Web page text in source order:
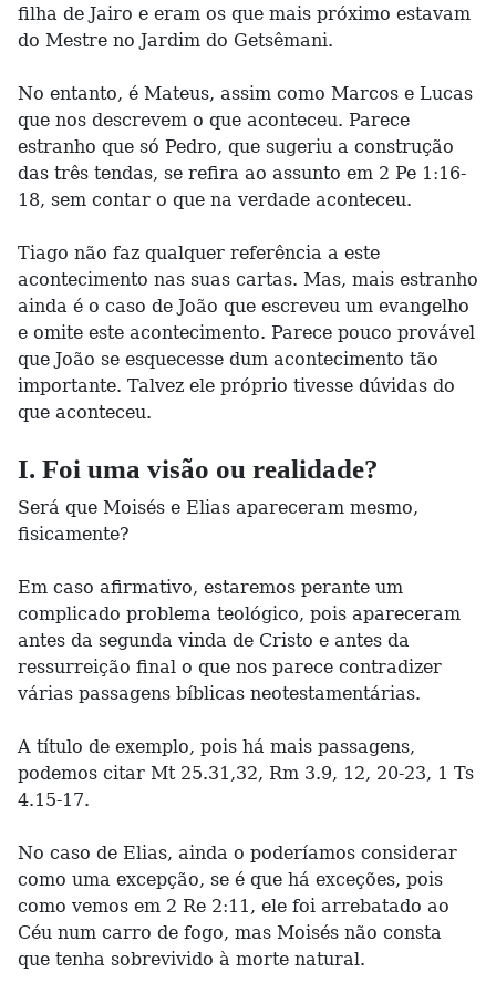
filha de Jairo e eram os que mais próximo estavam
do Mestre no Jardim do Getsêmani.
No entanto, é Mateus, assim como Marcos e Lucas
que nos descrevem o que aconteceu. Parece
estranho que só Pedro, que sugeriu a construção
das três tendas, se refira ao assunto em 2 Pe 1:16-
18, sem contar o que na verdade aconteceu.
Tiago não faz qualquer referência a este
acontecimento nas suas cartas. Mas, mais estranho
ainda é o caso de João que escreveu um evangelho
e omite este acontecimento. Parece pouco provável
que João se esquecesse dum acontecimento tão
importante. Talvez ele próprio tivesse dúvidas do
que aconteceu.
I. Foi uma visão ou realidade?
Será que Moisés e Elias apareceram mesmo,
fisicamente?
Em caso afirmativo, estaremos perante um
complicado problema teológico, pois apareceram
antes da segunda vinda de Cristo e antes da
ressurreição final o que nos parece contradizer
várias passagens bíblicas neotestamentárias.
A título de exemplo, pois há mais passagens,
podemos citar Mt 25.31,32, Rm 3.9, 12, 20-23, 1 Ts
4.15-17.
No caso de Elias, ainda o poderíamos considerar
como uma excepção, se é que há exceções, pois
como vemos em 2 Re 2:11, ele foi arrebatado ao
Céu num carro de fogo, mas Moisés não consta
que tenha sobrevivido à morte natural.